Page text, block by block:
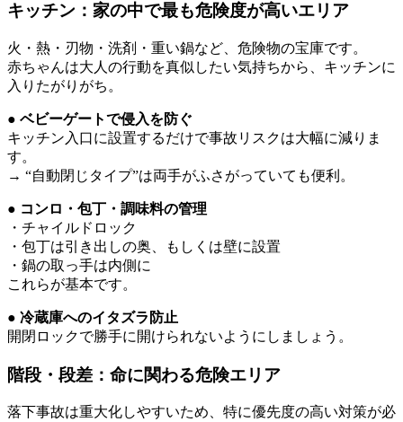
キッチン：家の中で最も危険度が高いエリア
火・熱・刃物・洗剤・重い鍋など、危険物の宝庫です。
赤ちゃんは大人の行動を真似したい気持ちから、キッチンに
入りたがりがち。
● ベビーゲートで侵入を防ぐ
キッチン入口に設置するだけで事故リスクは大幅に減りま
す。
→ “自動閉じタイプ”は両手がふさがっていても便利。
● コンロ・包丁・調味料の管理
・チャイルドロック
・包丁は引き出しの奥、もしくは壁に設置
・鍋の取っ手は内側に
これらが基本です。
● 冷蔵庫へのイタズラ防止
開閉ロックで勝手に開けられないようにしましょう。
階段・段差：命に関わる危険エリア
落下事故は重大化しやすいため、特に優先度の高い対策が必